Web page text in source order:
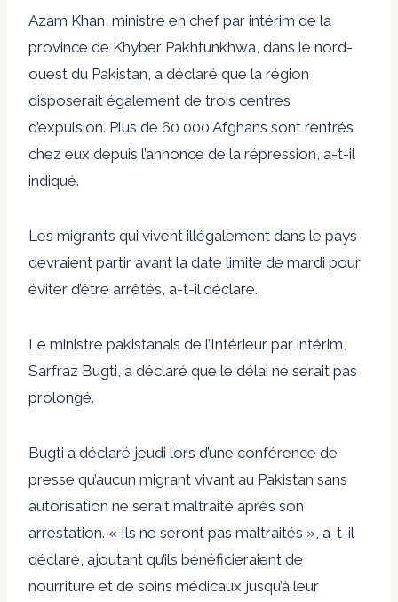
Azam Khan, ministre en chef par intérim de la
province de Khyber Pakhtunkhwa, dans le nord-
ouest du Pakistan, a déclaré que la région
disposerait également de trois centres
d’expulsion. Plus de 60 000 Afghans sont rentrés
chez eux depuis l’annonce de la répression, a-t-il
indiqué.
Les migrants qui vivent illégalement dans le pays
devraient partir avant la date limite de mardi pour
éviter d’être arrêtés, a-t-il déclaré.
Le ministre pakistanais de l’Intérieur par intérim,
Sarfraz Bugti, a déclaré que le délai ne serait pas
prolongé.
Bugti a déclaré jeudi lors d’une conférence de
presse qu’aucun migrant vivant au Pakistan sans
autorisation ne serait maltraité après son
arrestation. « Ils ne seront pas maltraités », a-t-il
déclaré, ajoutant qu’ils bénéficieraient de
nourriture et de soins médicaux jusqu’à leur